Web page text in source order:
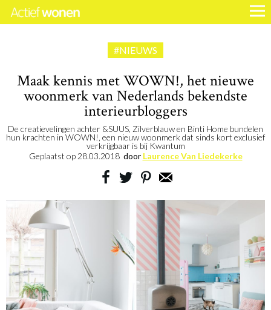
#NIEUWS
Maak kennis met WOWN!, het nieuwe
woonmerk van Nederlands bekendste
interieurbloggers
De creatievelingen achter &SUUS, Zilverblauw en Binti Home bundelen
hun krachten in WOWN!, een nieuw woonmerk dat sinds kort exclusief
verkrijgbaar is bij Kwantum
Geplaatst op 28.03.2018 door Laurence Van Liedekerke